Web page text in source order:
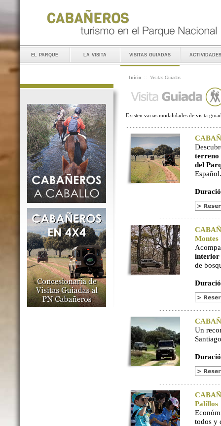
el parque la visita visitas guiadas actividades
Inicio :: Visitas Guiadas
Existen varias modalidades de visita
terreno
del
Español.
Montes
interior
de
Un
Palillos
todos y